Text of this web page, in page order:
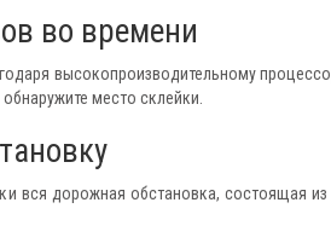
во времени
высокопроизводительному
место склейки.
вся дорожная обстановка, состоящая